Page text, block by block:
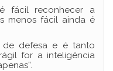
fácil reconhecer a
menos fácil ainda é
de defesa e é tanto
for a inteligência